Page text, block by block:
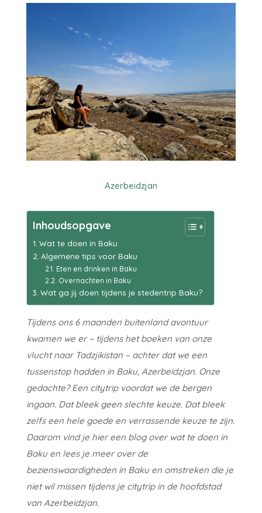
Azerbeidzjan
Inhoudsopgave
Wat te doen in Baku
Algemene tips voor Baku
Eten en drinken in Baku
Overnachten in Baku
Wat ga jij doen tijdens je stedentrip Baku?
Tijdens ons 6 maanden buitenland avontuur
kwamen we er – tijdens het boeken van onze
vlucht naar Tadzjikistan – achter dat we een
tussenstop hadden in Baku, Azerbeidzjan. Onze
gedachte? Een citytrip voordat we de bergen
ingaan. Dat bleek geen slechte keuze. Dat bleek
zelfs een hele goede en verrassende keuze te zijn.
Daarom vind je hier een blog over wat te doen in
Baku en lees je meer over de
bezienswaardigheden in Baku en omstreken die je
niet wil missen tijdens je citytrip in de hoofdstad
van Azerbeidzjan.